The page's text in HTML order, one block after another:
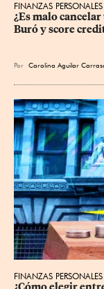
FINANZAS PERSONALES
¿Es malo
Buró y score
Por Carolina Aguilar
FINANZAS PERSONALES